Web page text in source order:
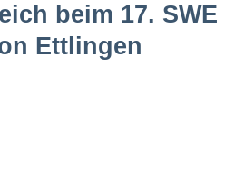
beim 17. SWE
Ettlingen